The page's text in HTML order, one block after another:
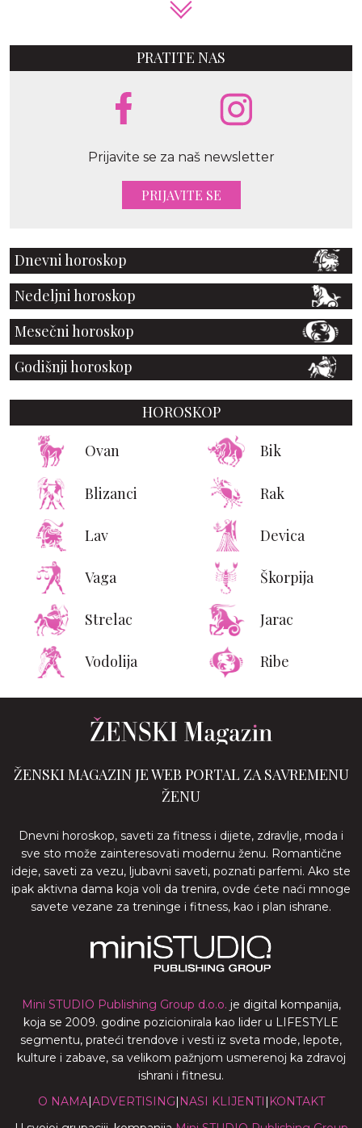
PRATITE NAS
Prijavite se za naš newsletter
PRIJAVITE SE
Dnevni horoskop
Nedeljni horoskop
Mesečni horoskop
Godišnji horoskop
HOROSKOP
Ovan Bik
Blizanci Rak
Lav Devica
Vaga Škorpija
Strelac Jarac
Vodolija Ribe
ŽENSKI MAGAZIN JE WEB PORTAL ZA SAVREMENU
ŽENU
Dnevni horoskop, saveti za fitness i dijete, zdravlje, moda i
sve sto može zainteresovati modernu ženu. Romantične
ideje, saveti za vezu, ljubavni saveti, poznati parfemi. Ako ste
ipak aktivna dama koja voli da trenira, ovde ćete naći mnoge
savete vezane za treninge i fitness, kao i plan ishrane.
Mini STUDIO Publishing Group d.o.o. je digital kompanija,
koja se 2009. godine pozicionirala kao lider u LIFESTYLE
segmentu, prateći trendove i vesti iz sveta mode, lepote,
kulture i zabave, sa velikom pažnjom usmerenoj ka zdravoj
ishrani i fitnesu.
O NAMA|ADVERTISING| NASI KLIJENTI | KONTAKT